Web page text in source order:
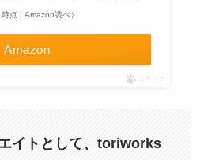
点 | Amazon調べ）
Amazon
ポチップ
イトとして、toriworks